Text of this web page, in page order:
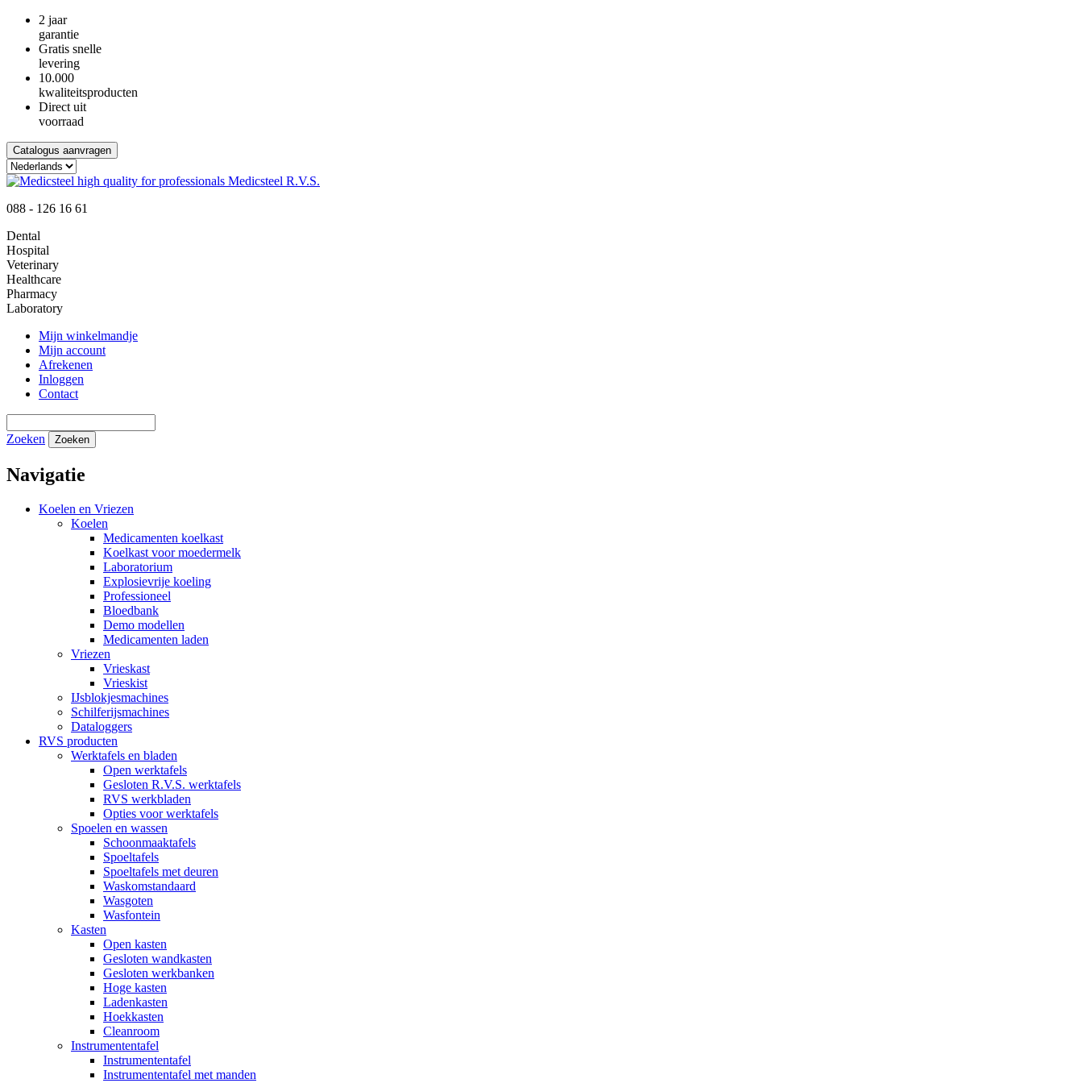
2 jaar
garantie
Gratis snelle
levering
10.000
kwaliteitsproducten
Direct uit
voorraad
Catalogus aanvragen
088 - 126 16 61
Dental
Hospital
Veterinary
Healthcare
Pharmacy
Laboratory
Mijn winkelmandje
Mijn account
Afrekenen
Inloggen
Contact
Zoeken Zoeken
Navigatie
Koelen en Vriezen
Koelen
Medicamenten koelkast
Koelkast voor moedermelk
Laboratorium
Explosievrije koeling
Professioneel
Bloedbank
Demo modellen
Medicamenten laden
Vriezen
Vrieskast
Vrieskist
IJsblokjesmachines
Schilferijsmachines
Dataloggers
RVS producten
Werktafels en bladen
Open werktafels
Gesloten R.V.S. werktafels
RVS werkbladen
Opties voor werktafels
Spoelen en wassen
Schoonmaaktafels
Spoeltafels
Spoeltafels met deuren
Waskomstandaard
Wasgoten
Wasfontein
Kasten
Open kasten
Gesloten wandkasten
Gesloten werkbanken
Hoge kasten
Ladenkasten
Hoekkasten
Cleanroom
Instrumententafel
Instrumententafel
Instrumententafel met manden